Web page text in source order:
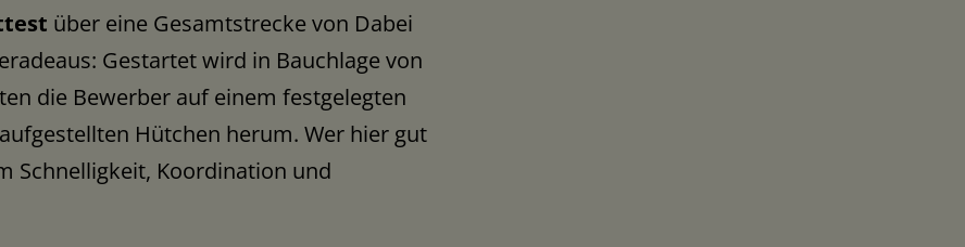
über eine Gesamtstrecke von Dabei
Gestartet wird in Bauchlage von
die Bewerber auf einem festgelegten
Hütchen herum. Wer hier gut
Schnelligkeit, Koordination und